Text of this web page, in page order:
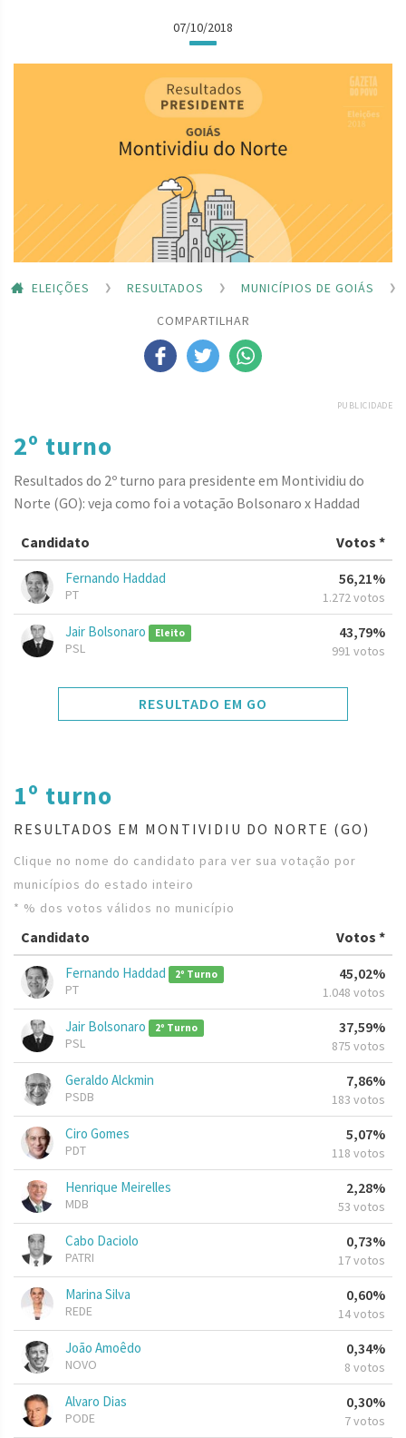
07/10/2018
ELEIÇÕES RESULTADOS
MUNICÍPIOS DE GOIÁS
COMPARTILHAR
PUBLICIDADE
2º turno
Resultados do 2º turno para presidente em Montividiu do
Norte (GO): veja como foi a votação Bolsonaro x Haddad
Candidato Votos *
Fernando Haddad
PT
56,21%
1.272 votos
Jair Bolsonaro Eleito
PSL
43,79%
991 votos
RESULTADO EM GO
1º turno
RESULTADOS EM MONTIVIDIU DO NORTE (GO)
Clique no nome do candidato para ver sua votação por
municípios do estado inteiro
* % dos votos válidos no município
Candidato Votos *
Fernando Haddad 2º Turno
PT
45,02%
1.048 votos
Jair Bolsonaro 2º Turno
PSL
37,59%
875 votos
Geraldo Alckmin
PSDB
7,86%
183 votos
Ciro Gomes
PDT
5,07%
118 votos
Henrique Meirelles
MDB
2,28%
53 votos
Cabo Daciolo
PATRI
0,73%
17 votos
Marina Silva
REDE
0,60%
14 votos
João Amoêdo
NOVO
0,34%
8 votos
Alvaro Dias
PODE
0,30%
7 votos